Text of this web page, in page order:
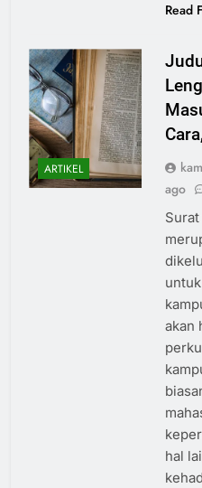
Read
ARTIKEL
ago
akan
hal